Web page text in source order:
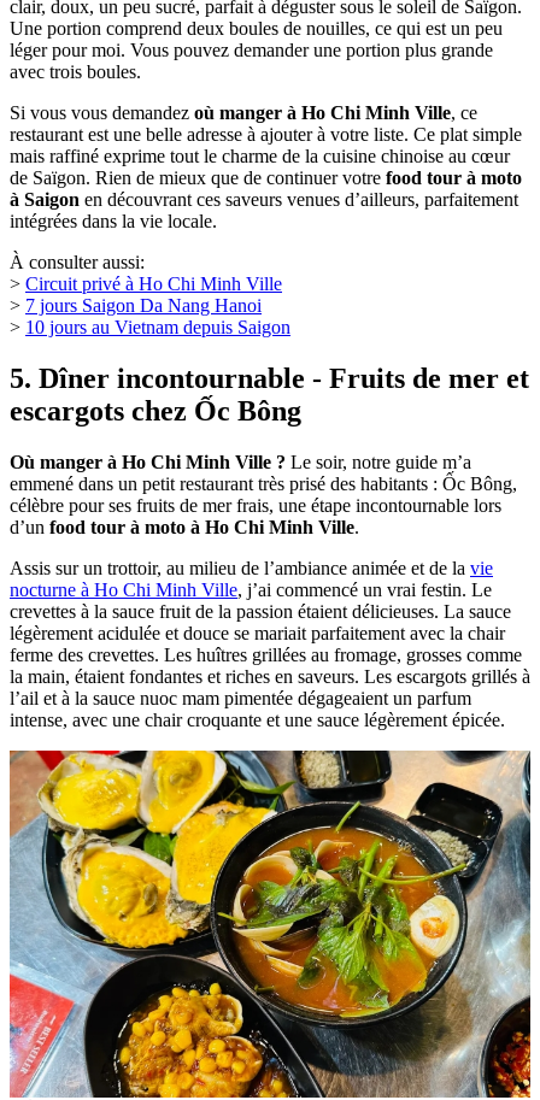
plat
le
plus
populaire
Hủ
Tiếu
Hà
Ký
J’ai commandé leur spécialité, le hủ tiếu mì gà cá, le plat le plus
que celles du phở, à la fois souples et légèrement élastiques, tandis
que les nouilles aux œufs sont plus fines et dorées. Le poulet est
tendre, bien cuit. Le poisson m’a vraiment surpris : des filets frais,
sans arêtes, bien découpés, à la chair douce et ferme. Le bouillon est
Une portion comprend deux boules de nouilles, ce qui est un peu
léger pour moi. Vous pouvez demander une portion plus grande
avec trois boules.
Si vous vous demandezoù manger à Ho Chi Minh Ville, ce
restaurant est une belle adresse à ajouter à votre liste. Ce plat simple
mais raffiné exprime tout le charme de la cuisine chinoise au cœur
de Saïgon. Rien de mieux que de continuer votre
intégrées dans la vie locale.
À consulter aussi:
>Circuit privé à Ho Chi Minh Ville
>7 jours Saigon Da Nang Hanoi
> 10 jours au Vietnam depuis Saigon
5. Dîner incontournable - Fruits de mer et
escargots chez Ốc Bông
Où manger à Ho Chi Minh Ville ?Le soir, notre guide m’a
emmené dans un petit restaurant très prisé des habitants : Ốc Bông,
célèbre pour ses fruits de mer frais, une étape incontournable lors
d’un food tour à moto à Ho Chi Minh Ville.
Assis sur un trottoir, au milieu de l’ambiance animée et de lavie
nocturne à Ho Chi Minh Ville, j’ai commencé un vrai festin. Le
crevettes à la sauce fruit de la passion étaient délicieuses. La sauce
légèrement acidulée et douce se mariait parfaitement avec la chair
ferme des crevettes. Les huîtres grillées au fromage, grosses comme
la main, étaient fondantes et riches en saveurs. Les escargots grillés à
l’ail et à la sauce nuoc mam pimentée dégageaient un parfum
intense, avec une chair croquante et une sauce légèrement épicée.